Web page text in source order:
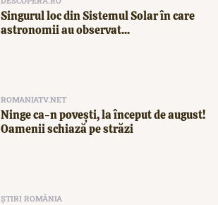
Singurul loc din Sistemul Solar în care
astronomii au observat...
ROMANIATV.NET
Ninge ca-n povești, la început de august!
Oamenii schiază pe străzi
ȘTIRI ROMÂNIA